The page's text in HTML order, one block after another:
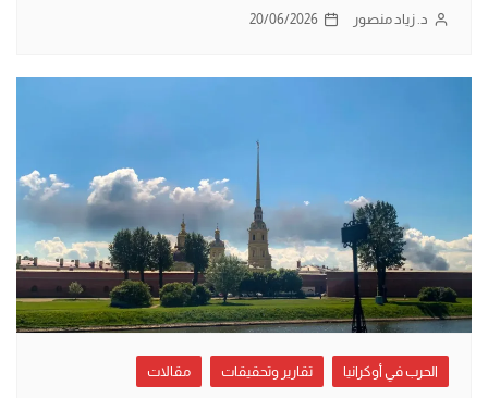
د. زياد منصور 20/06/2026
الحرب في أوكرانيا تقارير وتحقيقات مقالات